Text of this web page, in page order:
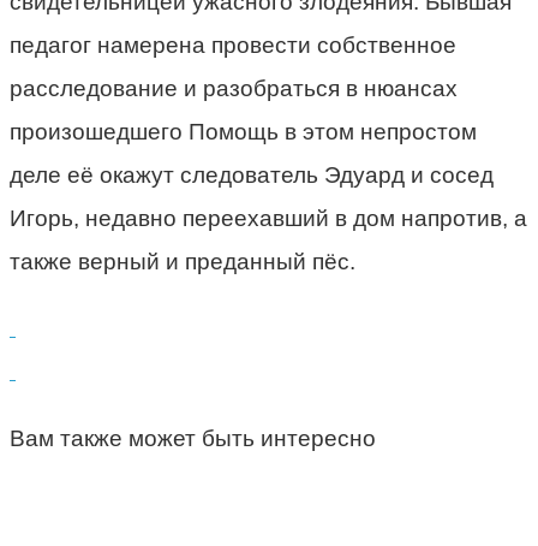
педагог намерена провести собственное
расследование и разобраться в нюансах
произошедшего Помощь в этом непростом
деле её окажут следователь Эдуард и сосед
Игорь, недавно переехавший в дом напротив, а
также верный и преданный пёс.
Вам также может быть интересно